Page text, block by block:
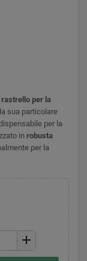
rastrello per la
sua particolare
per la
in robusta
per la
add